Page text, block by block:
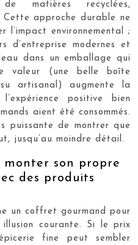
de matières recyclées,
Cette approche durable ne
l’impact environnemental ;
d’entreprise modernes et
dans un emballage qui
valeur (une belle boîte
artisanal) augmente la
positive bien
aient été consommés.
puissante de montrer que
jusqu’au moindre détail.
monter son propre
des produits
un coffret gourmand pour
courante. Si le prix
fine peut sembler